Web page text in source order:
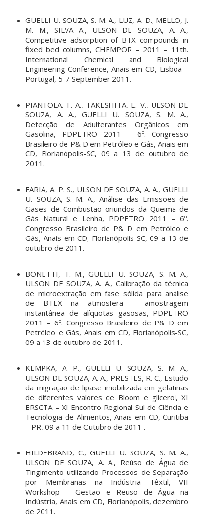
GUELLI U. SOUZA, S. M. A., LUZ, A. D., MELLO, J.
M. M., SILVA A., ULSON DE SOUZA, A. A.,
Competitive adsorption of BTX compounds in
fixed bed columns, CHEMPOR – 2011 – 11th.
International Chemical and Biological
Engineering Conference, Anais em CD, Lisboa –
Portugal, 5-7 September 2011.
PIANTOLA, F. A., TAKESHITA, E. V., ULSON DE
SOUZA, A. A., GUELLI U. SOUZA, S. M. A.,
Detecção de Adulterantes Orgânicos em
Gasolina, PDPETRO 2011 – 6º. Congresso
Brasileiro de P& D em Petróleo e Gás, Anais em
CD, Florianópolis-SC, 09 a 13 de outubro de
2011.
FARIA, A. P. S., ULSON DE SOUZA, A. A., GUELLI
U. SOUZA, S. M. A., Análise das Emissões de
Gases de Combustão oriundos da Queima de
Gás Natural e Lenha, PDPETRO 2011 – 6º.
Congresso Brasileiro de P& D em Petróleo e
Gás, Anais em CD, Florianópolis-SC, 09 a 13 de
outubro de 2011.
BONETTI, T. M., GUELLI U. SOUZA, S. M. A.,
ULSON DE SOUZA, A. A., Calibração da técnica
de microextração em fase sólida para análise
de BTEX na atmosfera – amostragem
instantânea de alíquotas gasosas, PDPETRO
2011 – 6º. Congresso Brasileiro de P& D em
Petróleo e Gás, Anais em CD, Florianópolis-SC,
09 a 13 de outubro de 2011.
KEMPKA, A. P., GUELLI U. SOUZA, S. M. A.,
ULSON DE SOUZA, A. A., PRESTES, R. C., Estudo
da migração de lipase imobilizada em gelatinas
de diferentes valores de Bloom e glicerol, XI
ERSCTA – XI Encontro Regional Sul de Ciência e
Tecnologia de Alimentos, Anais em CD, Curitiba
– PR, 09 a 11 de Outubro de 2011 .
HILDEBRAND, C., GUELLI U. SOUZA, S. M. A.,
ULSON DE SOUZA, A. A., Reúso de Água de
Tingimento utilizando Processos de Separação
por Membranas na Indústria Têxtil, VII
Workshop – Gestão e Reuso de Água na
Indústria, Anais em CD, Florianópolis, dezembro
de 2011.